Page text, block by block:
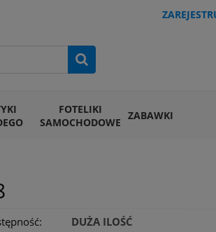
FOTELIKI
SAMOCHODOWE ZABAWKI
DUŻA ILOŚĆ